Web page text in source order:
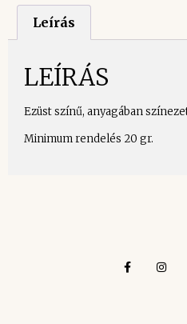
Leírás
LEÍRÁS
Ezüst színű, anyagában
Minimum rendelés 20 gr.